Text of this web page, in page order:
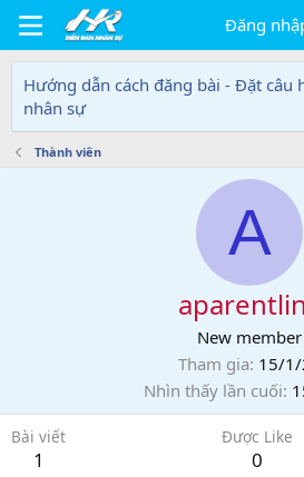
Đăng
Hướng dẫn cách đăng bài - Đặt câu
nhân sự
Thành viên
A
New member
Tham gia 15/
Nhìn thấy lần cuối
Bài viết
1
Được Like
0